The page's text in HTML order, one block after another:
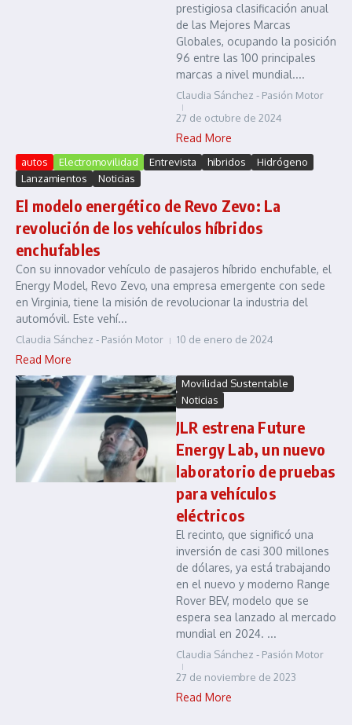
prestigiosa clasificación anual
de las Mejores Marcas
Globales, ocupando la posición
96 entre las 100 principales
marcas a nivel mundial....
Claudia Sánchez - Pasión Motor
27 de octubre de 2024
Read More
autos Electromovilidad Entrevista hibridos
Hidrógeno
Lanzamientos
Noticias
El modelo energético de Revo Zevo: La
revolución de los vehículos híbridos
enchufables
Con su innovador vehículo de pasajeros híbrido enchufable, el
Energy Model, Revo Zevo, una empresa emergente con sede
en Virginia, tiene la misión de revolucionar la industria del
automóvil. Este vehí...
Claudia Sánchez - Pasión Motor 10 de enero de 2024
Read More
Movilidad Sustentable
Noticias
JLR estrena Future
Energy Lab, un nuevo
laboratorio de pruebas
para vehículos
eléctricos
El recinto, que significó una
inversión de casi 300 millones
de dólares, ya está trabajando
en el nuevo y moderno Range
Rover BEV, modelo que se
espera sea lanzado al mercado
mundial en 2024. ...
Claudia Sánchez - Pasión Motor
27 de noviembre de 2023
Read More